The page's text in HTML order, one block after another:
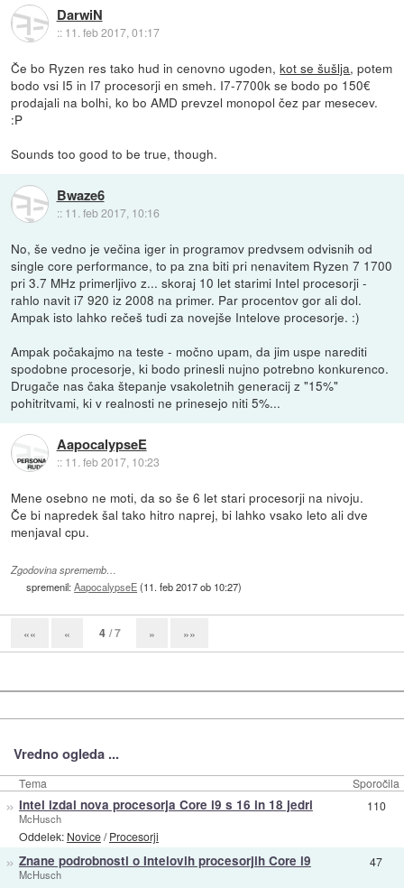
DarwiN
:: 11. feb 2017, 01:17
Če bo Ryzen res tako hud in cenovno ugoden,kot se šušlja, potem
bodo vsi I5 in I7 procesorji en smeh. I7-7700k se bodo po 150€
prodajali na bolhi, ko bo AMD prevzel monopol čez par mesecev.
:P
Sounds too good to be true, though.
Bwaze6
:: 11. feb 2017, 10:16
No, še vedno je večina iger in programov predvsem odvisnih od
single core performance, to pa zna biti pri nenavitem Ryzen 7 1700
pri 3.7 MHz primerljivo z... skoraj 10 let starimi Intel procesorji -
rahlo navit i7 920 iz 2008 na primer. Par procentov gor ali dol.
Ampak isto lahko rečeš tudi za novejše Intelove procesorje. :)
Ampak počakajmo na teste - močno upam, da jim uspe narediti
spodobne procesorje, ki bodo prinesli nujno potrebno konkurenco.
Drugače nas čaka štepanje vsakoletnih generacij z "15%"
pohitritvami, ki v realnosti ne prinesejo niti 5%...
AapocalypseE
:: 11. feb 2017, 10:23
Mene osebno ne moti, da so še 6 let stari procesorji na nivoju.
Če bi napredek šal tako hitro naprej, bi lahko vsako leto ali dve
menjaval cpu.
Zgodovina sprememb…
spremenil:AapocalypseE(11. feb 2017 ob 10:27)
«« « 4 / 7 » »»
Vredno ogleda ...
Tema Sporočila
» Intel izdal nova procesorja Core i9 s 16 in 18 jedri
McHusch
Oddelek: Novice/Procesorji
110
» Znane podrobnosti o Intelovih procesorjih Core i9
McHusch
47